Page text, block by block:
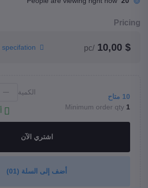
Pricing
$ 10,00
/pc
10 متاح
Minimum order qty 1
الكمية
اشتري الآن
أضف إلى السلة (01)